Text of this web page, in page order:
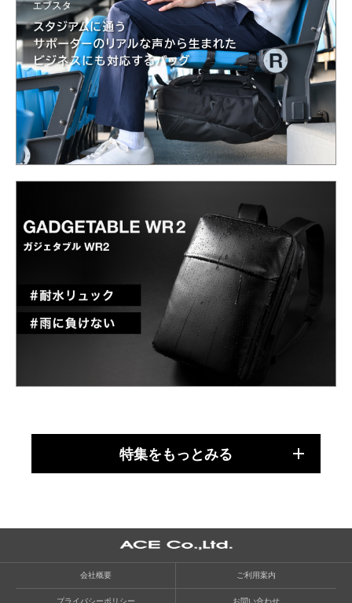
特集をもっとみる
会社概要 ご利用案内
プライバシーポリシー お問い合わせ